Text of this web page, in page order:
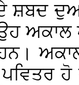
ਸ਼ਬਦ
ਹੋ